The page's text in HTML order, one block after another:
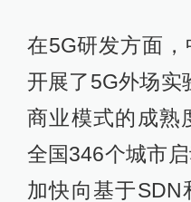
在5G研发方面
开展了5G外场实
商业模式的成熟
全国346个城市
加快向基于SDN